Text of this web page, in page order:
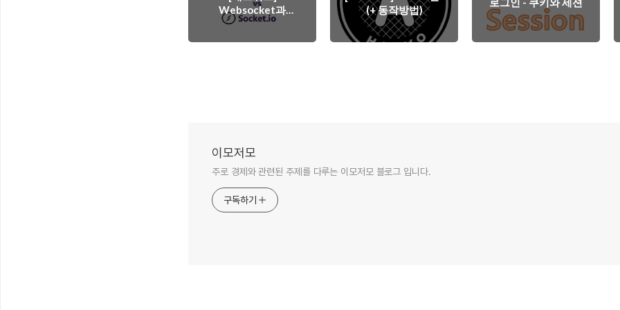
Websocket과
socket.io
(+ 동작방법)
이모저모
주로 경제와 관련된 주제를 다루는 이모저모 블로그 입니다.
구독하기